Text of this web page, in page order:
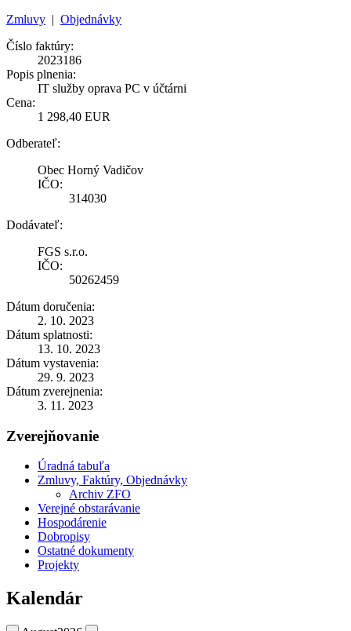
Zmluvy | Objednávky
Číslo faktúry:
2023186
Popis plnenia:
IT služby oprava PC v účtárni
Cena:
1 298,40 EUR
Odberateľ:
Obec Horný Vadičov
IČO:
314030
Dodávateľ:
FGS s.r.o.
IČO:
50262459
Dátum doručenia:
2. 10. 2023
Dátum splatnosti:
13. 10. 2023
Dátum vystavenia:
29. 9. 2023
Dátum zverejnenia:
3. 11. 2023
Zverejňovanie
Úradná tabuľa
Zmluvy, Faktúry, Objednávky
Archiv ZFO
Verejné obstarávanie
Hospodárenie
Dobropisy
Ostatné dokumenty
Projekty
Kalendár